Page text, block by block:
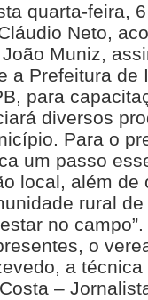
quarta-feira,
Neto,
Muniz,
a Prefeitura de
para
diversos
Para o
um passo
local, além de
rural de
no
o
a
–